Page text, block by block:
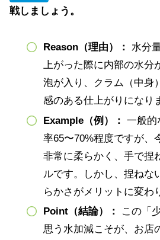
戦しましょう。
Reason（理由）： 水分
上がった際に内部の水分
泡が入り、クラム（中身
感のある仕上がりになり
Example（例）： 一般的
率65〜70%程度ですが、
非常に柔らかく、手で捏
ルです。しかし、捏ねな
らかさがメリットに変わ
Point（結論）：
この「
思う水加減こそが、お店